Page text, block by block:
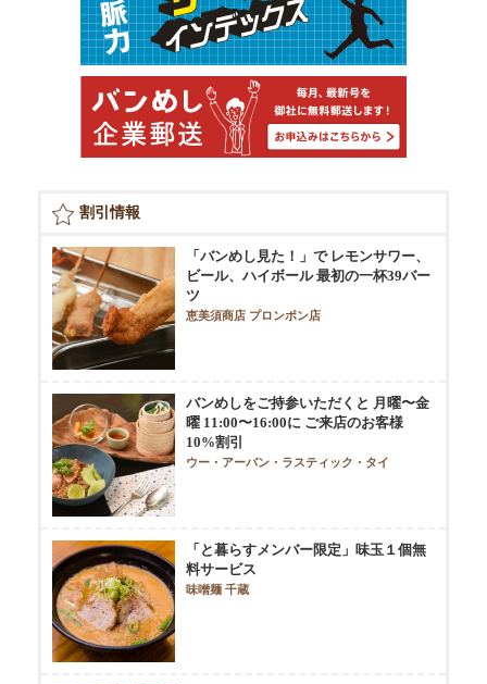
割引情報
「バンめし見た！」で レモンサワー、
ビール、ハイボール 最初の一杯39バー
ツ
恵美須商店 プロンポン店
バンめしをご持参いただくと 月曜〜金
曜 11:00〜16:00に ご来店のお客様
10%割引
ウー・アーバン・ラスティック・タイ
「と暮らすメンバー限定」味玉１個無
料サービス
味噌麺 千蔵